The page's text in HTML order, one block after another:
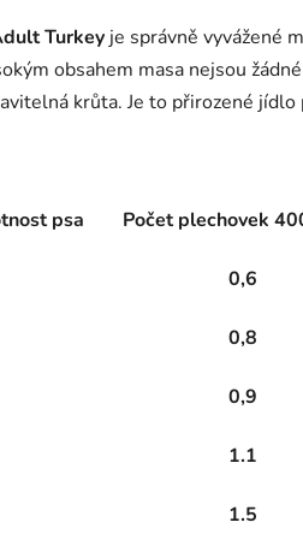
Turkey je správně vyvážené
obsahem masa nejsou
krůta. Je to přirozené
psa Počet plechovek
kg 0,6
kg 0,8
kg 0,9
kg 1.1
kg 1.5